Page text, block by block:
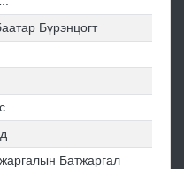
Бүрэнцогт
Батжаргал